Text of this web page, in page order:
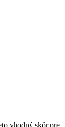
vhodný skôr pre